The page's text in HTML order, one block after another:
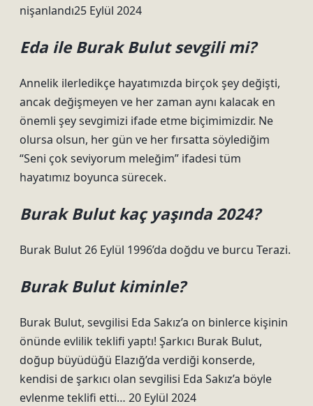
nişanlandı25 Eylül 2024
Eda ile Burak Bulut sevgili mi?
Annelik ilerledikçe hayatımızda birçok şey değişti,
ancak değişmeyen ve her zaman aynı kalacak en
önemli şey sevgimizi ifade etme biçimimizdir. Ne
olursa olsun, her gün ve her fırsatta söylediğim
“Seni çok seviyorum meleğim” ifadesi tüm
hayatımız boyunca sürecek.
Burak Bulut kaç yaşında 2024?
Burak Bulut 26 Eylül 1996’da doğdu ve burcu Terazi.
Burak Bulut kiminle?
Burak Bulut, sevgilisi Eda Sakız’a on binlerce kişinin
önünde evlilik teklifi yaptı! Şarkıcı Burak Bulut,
doğup büyüdüğü Elazığ’da verdiği konserde,
kendisi de şarkıcı olan sevgilisi Eda Sakız’a böyle
evlenme teklifi etti… 20 Eylül 2024